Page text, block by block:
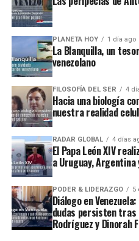
PLANETA HOY 1 día ago
La Blanquilla, un
venezolano
FILOSOFÍA DEL SER 4
Hacia una biología
nuestra realidad
RADAR GLOBAL 4 días
El Papa León XIV
a Uruguay, Argentina
PODER & LIDERAZGO 5
Diálogo en
dudas persisten tras
Rodríguez y Dinorah